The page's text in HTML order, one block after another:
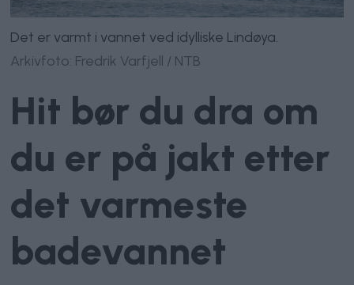
Det er varmt i vannet ved idylliske Lindøya.
Arkivfoto: Fredrik Varfjell / NTB
Hit bør du dra om
du er på jakt etter
det varmeste
badevannet